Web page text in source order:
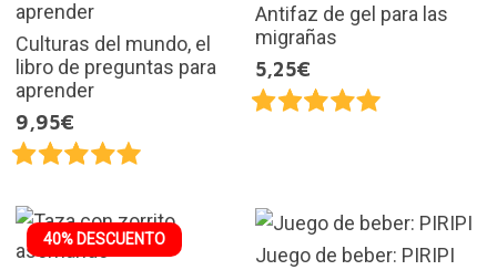
Culturas del mundo, el
libro de preguntas para
aprender
9,95€
Antifaz de gel para las
migrañas
5,25€
40% DESCUENTO
Juego de beber: PIRIPI